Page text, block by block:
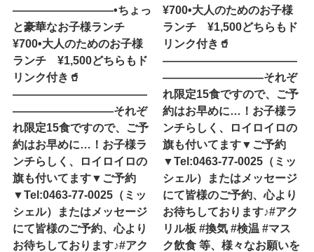
—————————•ちょっ
と豪華なお子様ランチ
¥700•大人のためのお子様
ランチ ¥1,500どちらもド
リンク付き🥤
————————————
—————————それぞ
れ限定15食ですので、ご予
約はお早めに…！お子様ラ
ンチらしく、ロイロイロの
旗も付いてます▼ご予約
▼Tel:0463-77-0025（ミッ
シェル）またはメッセージ
にて皆様のご予約、心より
お待ちしております♪#アク
¥700•大人のためのお子様
ランチ ¥1,500どちらもド
リンク付き🥤
————————————
—————————それぞ
れ限定15食ですので、ご予
約はお早めに…！お子様ラ
ンチらしく、ロイロイロの
旗も付いてます▼ご予約
▼Tel:0463-77-0025（ミッ
シェル）またはメッセージ
にて皆様のご予約、心より
お待ちしております♪#アク
リル板 #換気 #検温 #マス
ク飲食 等、様々なお願いを